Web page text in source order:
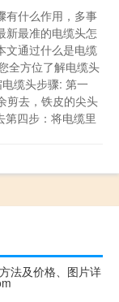
有什么作用，多事
新最准的电缆头怎
文通过什么是电缆
全方位了解电缆头
缆头步骤: 第一
剪去，铁皮的尖头
四步：将电缆里
法及价格、图片详